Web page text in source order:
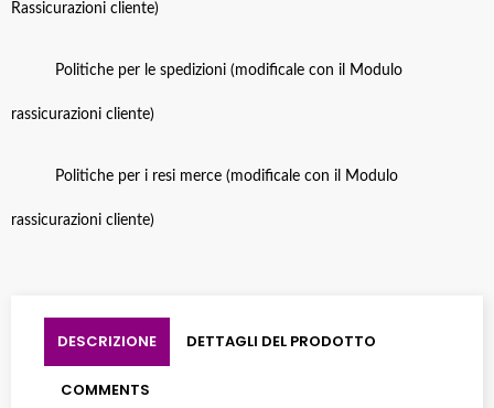
Rassicurazioni cliente)
Politiche per le spedizioni (modificale con il Modulo
rassicurazioni cliente)
Politiche per i resi merce (modificale con il Modulo
rassicurazioni cliente)
DESCRIZIONE DETTAGLI DEL PRODOTTO
COMMENTS